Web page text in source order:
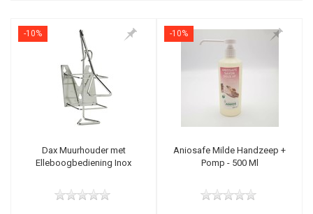
-10%
Dax Muurhouder met
Elleboogbediening Inox
-10%
Aniosafe Milde Handzeep +
Pomp - 500 Ml